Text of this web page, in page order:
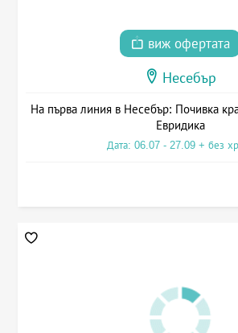
виж офертата
Несебър
На първа линия в Несебър: Почивка
Евридика
Дата: 06.07 - 27.09 + без